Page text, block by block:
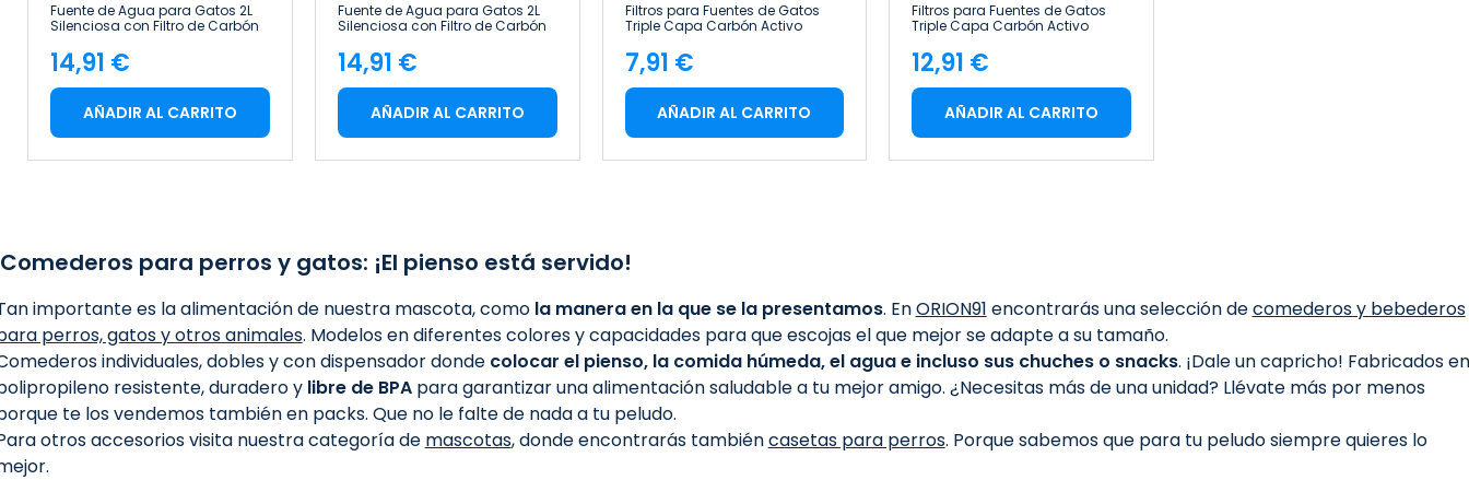
Fuente de Agua para Gatos 2L
Silenciosa con Filtro de Carbón
Precio
14,91 €
AÑADIR AL CARRITO
Fuente de Agua para Gatos 2L
Silenciosa con Filtro de Carbón
Precio
14,91 €
AÑADIR AL CARRITO
Filtros para Fuentes de Gatos
Triple Capa Carbón Activo
Glückpet
Precio
7,91 €
AÑADIR AL CARRITO
Filtros para Fuentes de Gatos
Triple Capa Carbón Activo
Glückpet
Precio
12,91 €
AÑADIR AL CARRITO
Comederos para perros y gatos: ¡El pienso está servido!
importante es la alimentación de nuestra mascota, como la manera en la que se la presentamos. EnORION91 encontrarás una selección decomederos y bebederos
perros, gatos y otros animales. Modelos en diferentes colores y capacidades para que escojas el que mejor se adapte a su tamaño.
individuales, dobles y con dispensador donde colocar el pienso, la comida húmeda, el agua e incluso sus chuches o snacks. ¡Dale un capricho! Fabricados en
resistente, duradero y libre de BPApara garantizar una alimentación saludable a tu mejor amigo. ¿Necesitas más de una unidad? Llévate más por menos
te los vendemos también en packs. Que no le falte de nada a tu peludo.
otros accesorios visita nuestra categoría de mascotas, donde encontrarás tambiéncasetas para perros. Porque sabemos que para tu peludo siempre quieres lo